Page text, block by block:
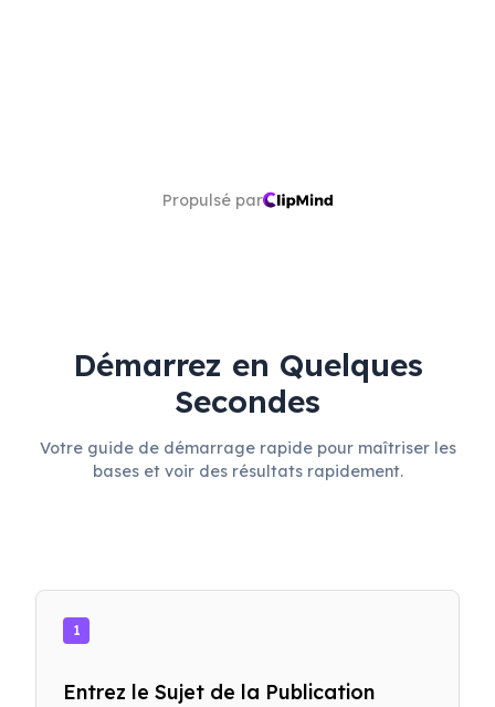
Propulsé par
Démarrez en Quelques
Secondes
Votre guide de démarrage rapide pour maîtriser les
bases et voir des résultats rapidement.
1
Entrez le Sujet de la Publication